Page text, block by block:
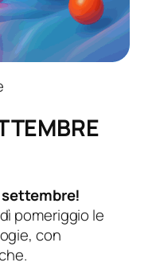
pomeriggio le
con